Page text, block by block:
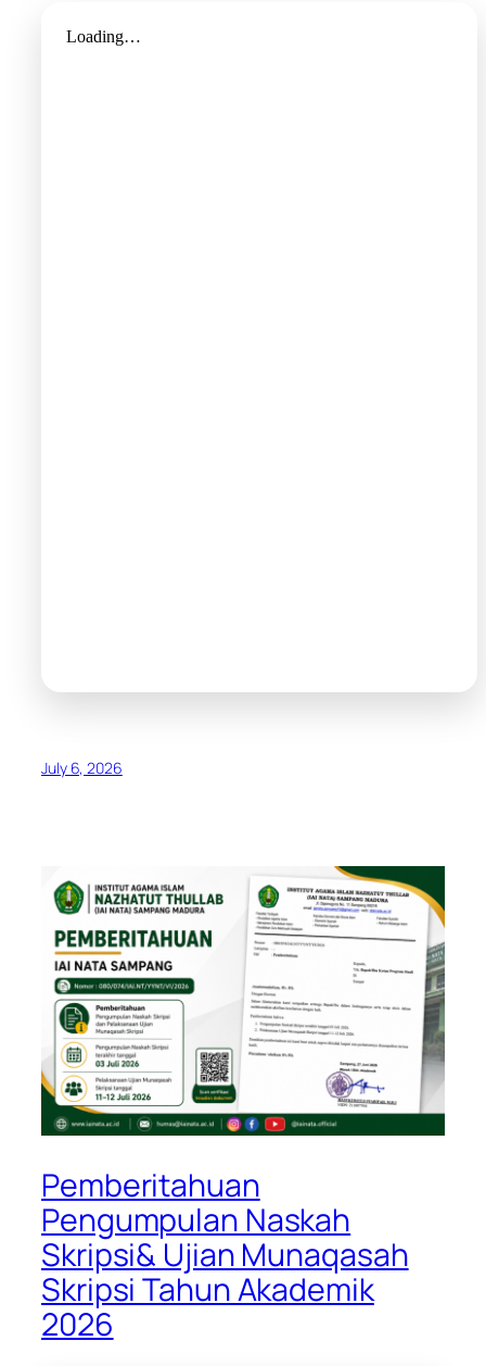
July 6, 2026
Pemberitahuan
Pengumpulan Naskah
Skripsi& Ujian Munaqasah
Skripsi Tahun Akademik
2026